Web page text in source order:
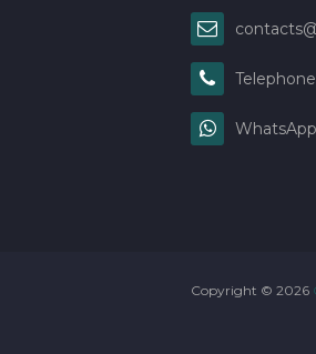
Copyright © 2026